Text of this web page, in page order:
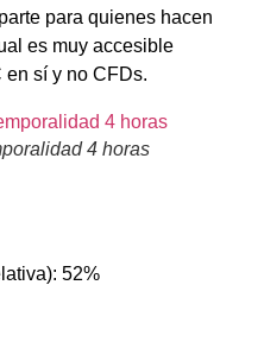
para quienes hacen
es muy accesible
en sí y no CFDs.
4 horas
52%